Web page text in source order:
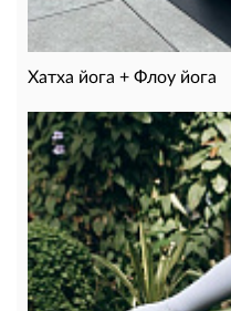
Хатха йога + Флоу йога